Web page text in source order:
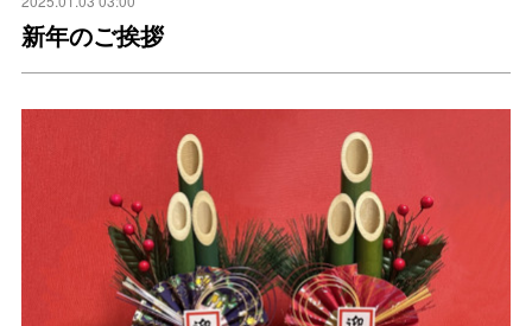
新年のご挨拶